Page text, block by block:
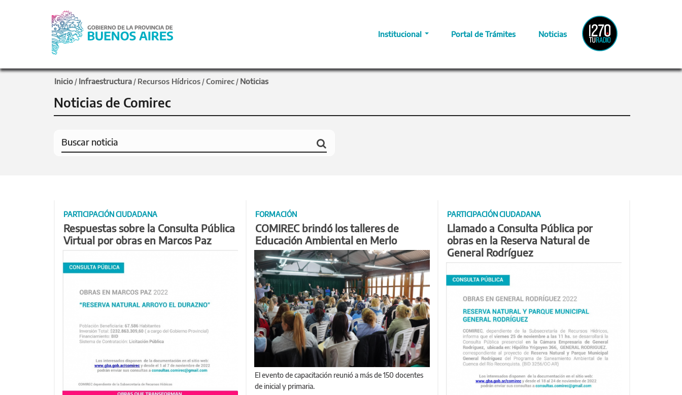
Institucional Portal de Trámites Noticias
Radio
Provincia
Inicio / Infraestructura / Recursos Hídricos /Comirec / Noticias
Noticias de Comirec
PARTICIPACIÓN CIUDADANA
Respuestas sobre la Consulta Pública
Virtual por obras en Marcos Paz
FORMACIÓN
COMIREC brindó los talleres de
Educación Ambiental en Merlo
El evento de capacitación reunió a más de 150 docentes
de inicial y primaria.
PARTICIPACIÓN CIUDADANA
Llamado a Consulta Pública por
obras en la Reserva Natural de
General Rodríguez